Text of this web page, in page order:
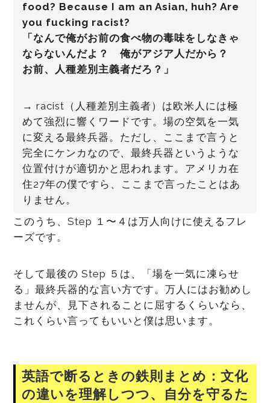
food? Because I am an Asian, huh? Are
you fucking racist?
「なんで俺がお前の食べ物の毒味をしなきゃ
ならないんだよ？ 俺がアジア人だから？
お前、人種差別主義者だろ？」
→ racist（人種差別主義者）は欧米人には極
めて強烈に響くワードです。場の空気を一気
に変える最終兵器。ただし、ここまで言うと
完全にケンカなので、最終兵器というような
位置付けが適切かと思われます。アメリカ在
住27年の僕ですら、ここまで言ったことはあ
りません。
このうち、Step １〜４は万人向けに使えるフレ
ーズです。
そして最後の Step ５は、「場を一気に凍らせ
る」最終兵器的な言い方です。万人にはお勧めし
ませんが、見下されることに屈するくらいなら、
これくらい言ってもいいと僕は思います。
英語で断るときの鉄則まとめ：文化
の違いを理解しつつ、自分を守るた